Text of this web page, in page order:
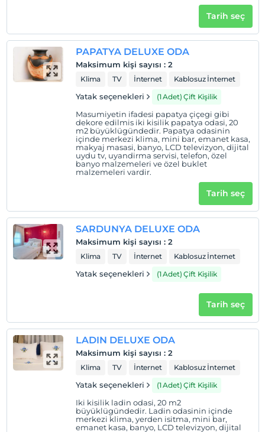
Tarih seç
PAPATYA DELUXE ODA
Maksimum kişi sayısı : 2
Klima TV İnternet Kablosuz İnternet
Yatak seçenekleri (1 Adet) Çift Kişilik
Masumiyetin ifadesi papatya çiçegi gibi
dekore edilmis iki kisilik papatya odasi, 20
m2 büyüklügündedir. Papatya odasinin
içinde merkezi klima, mini bar, emanet kasa,
makyaj masasi, banyo, LCD televizyon, dijital
uydu tv, uyandirma servisi, telefon, özel
banyo malzemeleri ve özel buklet
malzemeleri vardir.
Tarih seç
SARDUNYA DELUXE ODA
Maksimum kişi sayısı : 2
Klima TV İnternet Kablosuz İnternet
Yatak seçenekleri (1 Adet) Çift Kişilik
Tarih seç
LADIN DELUXE ODA
Maksimum kişi sayısı : 2
Klima TV İnternet Kablosuz İnternet
Yatak seçenekleri (1 Adet) Çift Kişilik
Iki kisilik ladin odasi, 20 m2
büyüklügündedir. Ladin odasinin içinde
merkezi klima, yerden isitma, mini bar,
emanet kasa, banyo, LCD televizyon, dijital